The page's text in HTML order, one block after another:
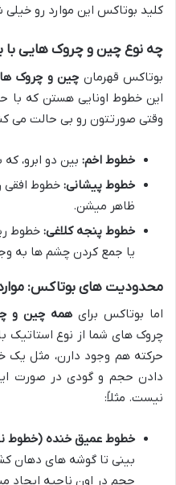
کلید بوتاکس این موارد رو
چه نوع چین و چروک هایی با
بوتاکس قهرمان چین و چروک
این خطوط اونایی هستن که
وقتی صورتتون رو بی حالت می
خطوط اخم: بین دو ابرو،
خطوط پیشانی: خطوط افقی
ظاهر میشن.
خطوط پنجه کلاغی: خطوط
یا جمع کردن چشم ها به
محدودیت های بوتاکس:
اما بوتاکس برای همه چین و
چروک های شما از نوع
حرکته هم وجود دارن، مثل یک
دادن حجم و گودی در صورت
نیست. مثلاً:
خطوط عمیق خنده (خطوط
بینی تا گوشه های دهان
حجم در اون ناحیه ایجاد